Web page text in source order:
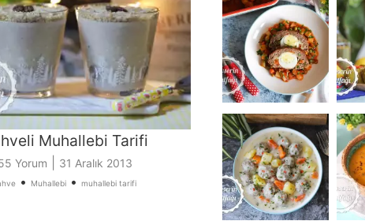
Muhallebi Tarifi
Yorum 31 Aralık 2013
• Muhallebi • muhallebi tarifi